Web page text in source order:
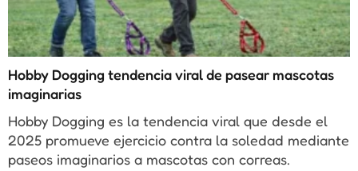
Hobby Dogging tendencia viral de pasear mascotas
imaginarias
Hobby Dogging es la tendencia viral que desde el
2025 promueve ejercicio contra la soledad mediante
paseos imaginarios a mascotas con correas.